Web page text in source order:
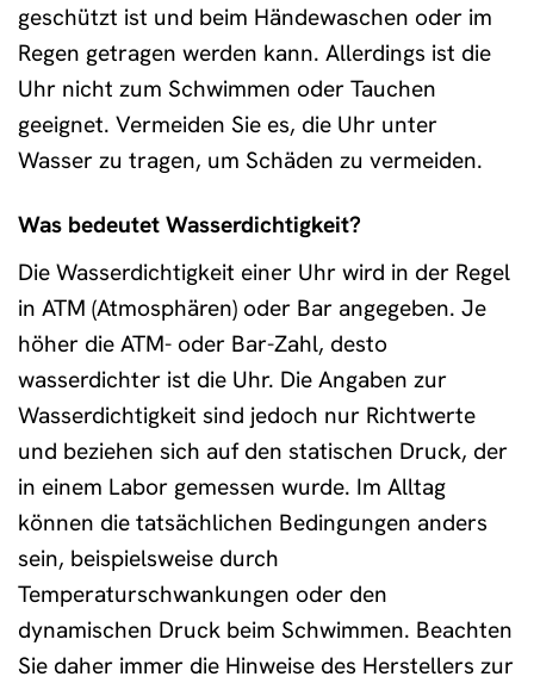
geschützt ist und beim Händewaschen oder im
Regen getragen werden kann. Allerdings ist die
Uhr nicht zum Schwimmen oder Tauchen
geeignet. Vermeiden Sie es, die Uhr unter
Wasser zu tragen, um Schäden zu vermeiden.
Was bedeutet Wasserdichtigkeit?
Die Wasserdichtigkeit einer Uhr wird in der Regel
in ATM (Atmosphären) oder Bar angegeben. Je
höher die ATM- oder Bar-Zahl, desto
wasserdichter ist die Uhr. Die Angaben zur
Wasserdichtigkeit sind jedoch nur Richtwerte
und beziehen sich auf den statischen Druck, der
in einem Labor gemessen wurde. Im Alltag
können die tatsächlichen Bedingungen anders
sein, beispielsweise durch
Temperaturschwankungen oder den
dynamischen Druck beim Schwimmen. Beachten
Sie daher immer die Hinweise des Herstellers zur